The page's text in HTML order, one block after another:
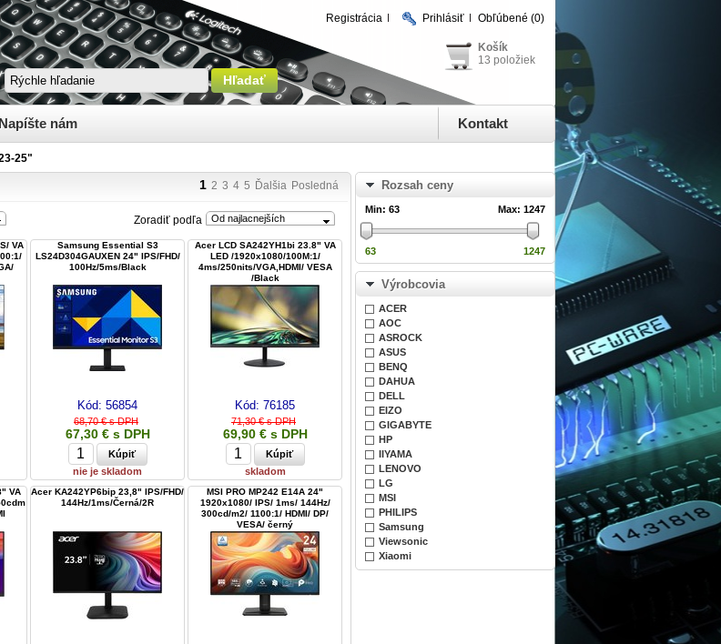
Registrácia Prihlásiť Obľúbené (0)
Košík
13 položiek
Napíšte nám Kontakt
25"
1 2 3 4 5 Ďalšia Posledná
Zoradiť podľa Od najlacnejších
VA
Samsung Essential S3
LS24D304GAUXEN 24" IPS/FHD/
100Hz/5ms/Black
Kód: 56854
68,70 € s DPH
67,30 € s DPH
nie je skladom
Acer LCD SA242YH1bi 23.8" VA
LED /1920x1080/100M:1/
4ms/250nits/VGA,HDMI/ VESA
/Black
Kód: 76185
71,30 € s DPH
69,90 € s DPH
skladom
VA
Acer KA242YP6bip 23,8" IPS/FHD/
144Hz/1ms/Černá/2R
MSI PRO MP242 E14A 24"
1920x1080/ IPS/ 1ms/ 144Hz/
300cd/m2/ 1100:1/ HDMI/ DP/
VESA/ černý
Rozsah ceny
Min: 63 Max: 1247
63 1247
Výrobcovia
ACER
AOC
ASROCK
ASUS
BENQ
DAHUA
DELL
EIZO
GIGABYTE
HP
IIYAMA
LENOVO
LG
MSI
PHILIPS
Samsung
Viewsonic
Xiaomi